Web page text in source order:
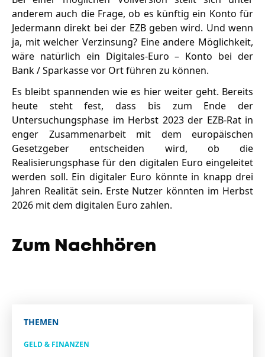
anderem auch die Frage, ob es künftig ein Konto für
Jedermann direkt bei der EZB geben wird. Und wenn
ja, mit welcher Verzinsung? Eine andere Möglichkeit,
wäre natürlich ein Digitales-Euro – Konto bei der
Bank / Sparkasse vor Ort führen zu können.
Es bleibt spannenden wie es hier weiter geht. Bereits
heute steht fest, dass bis zum Ende der
Untersuchungsphase im Herbst 2023 der EZB-Rat in
enger Zusammenarbeit mit dem europäischen
Gesetzgeber entscheiden wird, ob die
Realisierungsphase für den digitalen Euro eingeleitet
werden soll. Ein digitaler Euro könnte in knapp drei
Jahren Realität sein. Erste Nutzer könnten im Herbst
2026 mit dem digitalen Euro zahlen.
Zum Nachhören
THEMEN
GELD & FINANZEN